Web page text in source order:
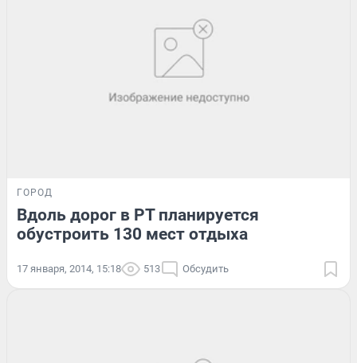
ГОРОД
Вдоль дорог в РТ планируется
обустроить 130 мест отдыха
17 января, 2014, 15:18 513 Обсудить